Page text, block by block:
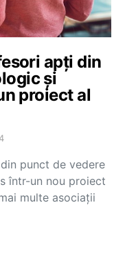
apți din
și
proiect al
punct de vedere
într-un nou proiect
multe asociații